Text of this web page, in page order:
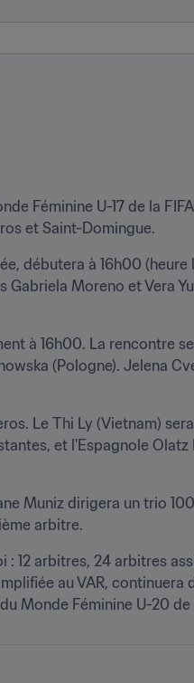
Féminine U-17 de la
et Saint-Domingue.
débutera à 16h00 (heure
Moreno et Vera
à 16h00. La rencontre
(Pologne). Jelena
Le Thi Ly (Vietnam)
et l'Espagnole
Muniz dirigera un trio
arbitre.
12 arbitres, 24 arbitres
au VAR, continuera
Monde Féminine U-20